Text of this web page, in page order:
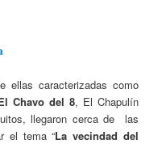
ellas caracterizadas como
Chavo del 8, El Chapulín
llegaron cerca de las
el tema “La vecindad del